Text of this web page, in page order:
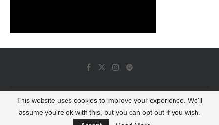
© 2022 - Luminous Dash All Rights Reserved
BACK TO TOP
This website uses cookies to improve your experience. We'll
assume you're ok with this, but you can opt-out if you wish.